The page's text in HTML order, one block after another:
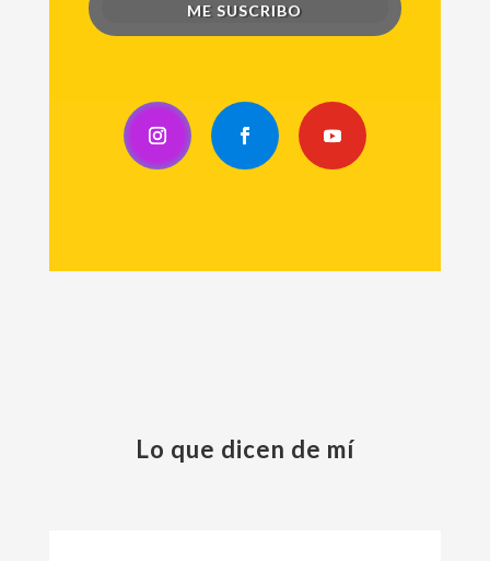
ME SUSCRIBO
Lo que dicen de mí